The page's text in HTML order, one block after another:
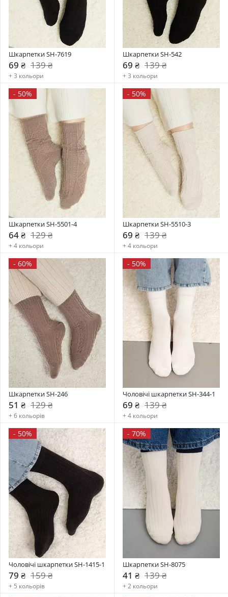
Шкарпетки SH-7619
69 ₴ 139 ₴
+ 3 кольори
Шкарпетки SH-542
69 ₴ 139 ₴
+ 3 кольори
- 50%
Шкарпетки SH-5501-4
64 ₴ 129 ₴
+ 4 кольори
- 50%
Шкарпетки SH-5510-3
69 ₴ 139 ₴
+ 4 кольори
- 60%
Шкарпетки SH-246
51 ₴ 129 ₴
+ 6 кольорів
- 50%
Чоловічі шкарпетки SH-344-1
69 ₴ 139 ₴
+ 4 кольори
- 50%
Чоловічі шкарпетки SH-1415-1
79 ₴ 159 ₴
+ 5 кольорів
- 70%
Шкарпетки SH-8075
41 ₴ 139 ₴
+ 2 кольори